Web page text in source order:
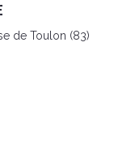
de Toulon (83)